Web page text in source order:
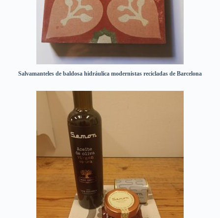
Salvamanteles de baldosa hidráulica modernistas recicladas de Barcelona